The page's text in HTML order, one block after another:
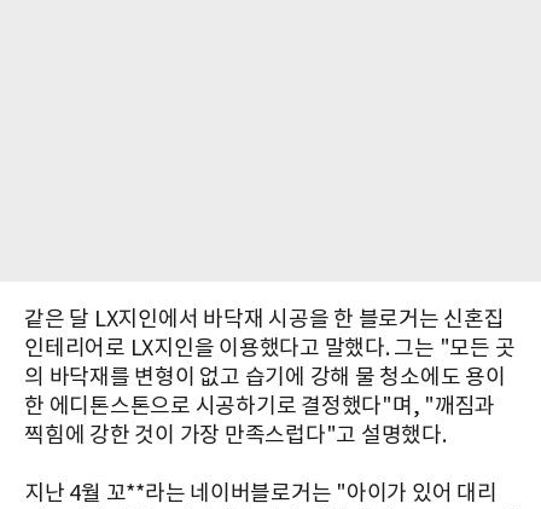
같은 달 LX지인에서 바닥재 시공을 한 블로거는 신혼집
인테리어로 LX지인을 이용했다고 말했다. 그는 "모든 곳
의 바닥재를 변형이 없고 습기에 강해 물 청소에도 용이
한 에디톤스톤으로 시공하기로 결정했다"며, "깨짐과
찍힘에 강한 것이 가장 만족스럽다"고 설명했다.
지난 4월 꼬**라는 네이버블로거는 "아이가 있어 대리